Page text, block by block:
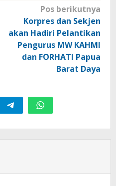
Pos berikutnya
Korpres dan Sekjen
akan Hadiri Pelantikan
Pengurus MW KAHMI
dan FORHATI Papua
Barat Daya